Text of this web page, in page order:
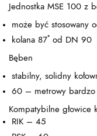
Jednostka MSE 100 z
może być stosowany
kolana 87˚ od DN 90
Bęben
stabilny, solidny
60 – metrowy bardzo
Kompatybilne głowice
RIK – 45